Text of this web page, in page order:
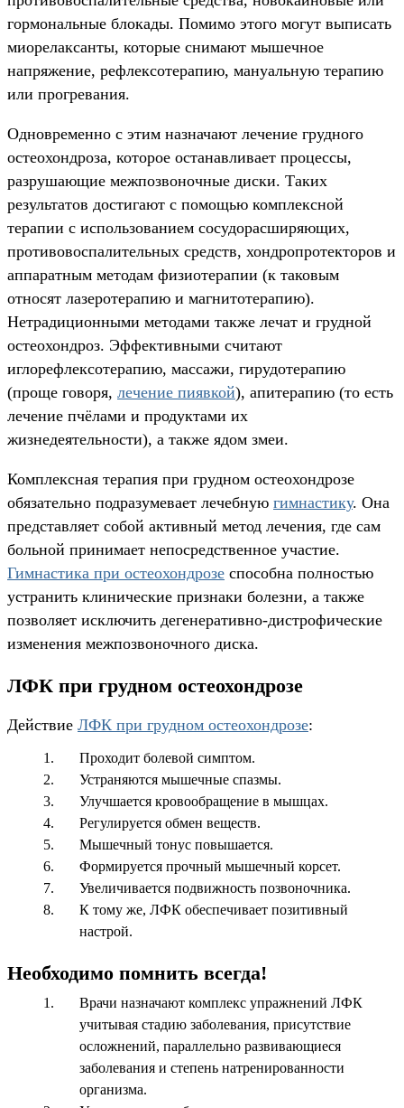
гормональные блокады. Помимо этого могут выписать
миорелаксанты, которые снимают мышечное
напряжение, рефлексотерапию, мануальную терапию
или прогревания.
Одновременно с этим назначают лечение грудного
остеохондроза, которое останавливает процессы,
разрушающие межпозвоночные диски. Таких
результатов достигают с помощью комплексной
терапии с использованием сосудорасширяющих,
противовоспалительных средств, хондропротекторов и
аппаратным методам физиотерапии (к таковым
относят лазеротерапию и магнитотерапию).
Нетрадиционными методами также лечат и грудной
остеохондроз. Эффективными считают
иглорефлексотерапию, массажи, гирудотерапию
(проще говоря, лечение пиявкой), апитерапию (то есть
лечение пчёлами и продуктами их
жизнедеятельности), а также ядом змеи.
Комплексная терапия при грудном остеохондрозе
обязательно подразумевает лечебную гимнастику. Она
представляет собой активный метод лечения, где сам
больной принимает непосредственное участие.
Гимнастика при остеохондрозе способна полностью
устранить клинические признаки болезни, а также
позволяет исключить дегенеративно-дистрофические
изменения межпозвоночного диска.
ЛФК при грудном остеохондрозе
Действие ЛФК при грудном остеохондрозе:
Проходит болевой симптом.
Устраняются мышечные спазмы.
Улучшается кровообращение в мышцах.
Регулируется обмен веществ.
Мышечный тонус повышается.
Формируется прочный мышечный корсет.
Увеличивается подвижность позвоночника.
К тому же, ЛФК обеспечивает позитивный
настрой.
Необходимо помнить всегда!
Врачи назначают комплекс упражнений ЛФК
учитывая стадию заболевания, присутствие
осложнений, параллельно развивающиеся
заболевания и степень натренированности
организма.